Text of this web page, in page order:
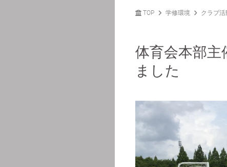
TOP 学修環境 クラブ活
体育会本部
ました